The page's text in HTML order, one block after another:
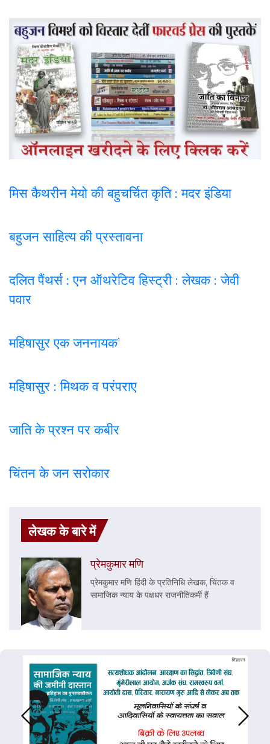
मिस कैथरीन मेयो की बहुचर्चित कृति : मदर इंडिया
बहुजन साहित्य की प्रस्तावना
दलित पैंथर्स : एन ऑथरेटिव हिस्ट्री : लेखक : जेवी
पवार
महिषासुर एक जननायक’
महिषासुर : मिथक व परंपराए
जाति के प्रश्न पर कबीर
चिंतन के जन सरोकार
लेखक के बारे में
प्रेमकुमार मणि
प्रेमकुमार मणि हिंदी के प्रतिनिधि लेखक, चिंतक व
सामाजिक न्याय के पक्षधर राजनीतिकर्मी हैं